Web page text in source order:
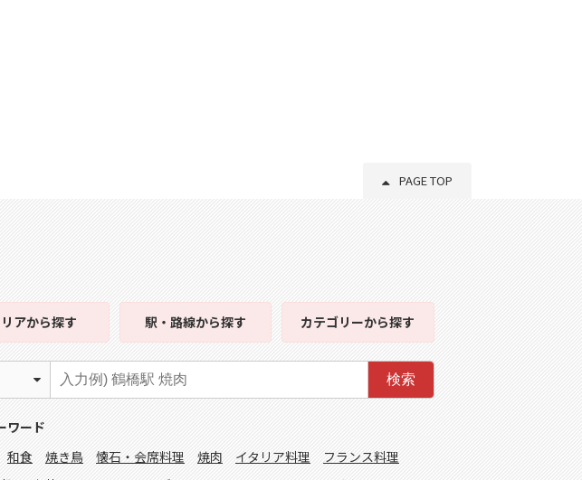
PAGE TOP
アから探す 駅・路線から探す カテゴリーから探す
検索
ワード
和食 焼き鳥 懐石・会席料理 焼肉 イタリア料理
フランス料理